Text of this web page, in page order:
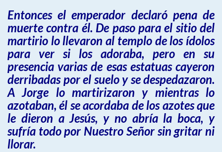
Entonces el emperador declaró pena de
muerte contra él. De paso para el sitio del
martirio lo llevaron al templo de los ídolos
para ver si los adoraba, pero en su
presencia varias de esas estatuas cayeron
derribadas por el suelo y se despedazaron.
A Jorge lo martirizaron y mientras lo
azotaban, él se acordaba de los azotes que
le dieron a Jesús, y no abría la boca, y
sufría todo por Nuestro Señor sin gritar ni
llorar.